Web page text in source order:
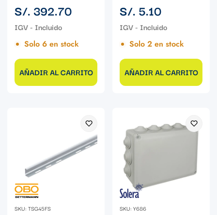
Precio
regular
S/. 392.70
Solo 6 en stock
AÑADIR AL CARRITO
Precio
regular
S/. 5.10
Solo 2 en stock
AÑADIR AL CARRITO
SKU: TSG45FS SKU: Y686